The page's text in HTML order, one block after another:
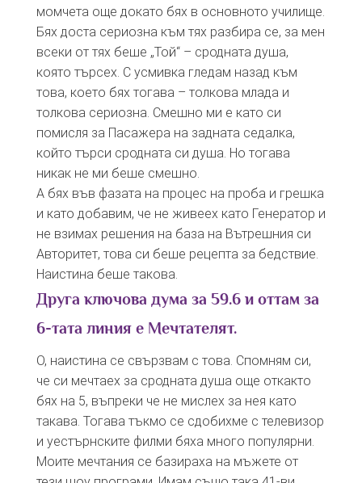
момчета още докато бях в основното училище.
Бях доста сериозна към тях разбира се, за мен
всеки от тях беше „Той“ – сродната душа,
която търсех. С усмивка гледам назад към
това, което бях тогава – толкова млада и
толкова сериозна. Смешно ми е като си
помисля за Пасажера на задната седалка,
който търси сродната си душа. Но тогава
никак не ми беше смешно.
А бях във фазата на процес на проба и грешка
и като добавим, че не живеех като Генератор и
не взимах решения на база на Вътрешния си
Авторитет, това си беше рецепта за бедствие.
Наистина беше такова.
Друга ключова дума за 59.6 и оттам за
6-тата линия е Мечтателят.
О, наистина се свързвам с това. Спомням си,
че си мечтаех за сродната душа още откакто
бях на 5, въпреки че не мислех за нея като
такава. Тогава тъкмо се сдобихме с телевизор
и уестърнските филми бяха много популярни.
Моите мечтания се базираха на мъжете от